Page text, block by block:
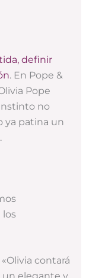
definir
. En Pope &
Pope
no
ya patina un
los
contará
un elegante y